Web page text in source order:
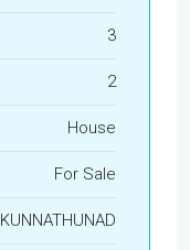
3
2
House
For Sale
KUNNATHUNAD